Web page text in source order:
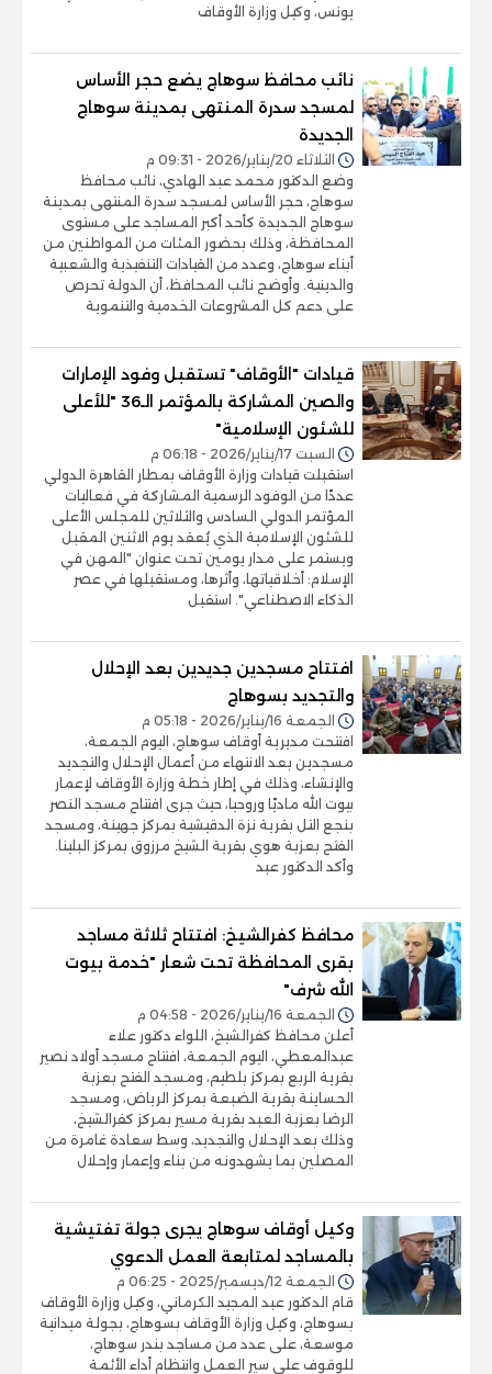
يونس، وكيل وزارة الأوقاف
نائب محافظ سوهاج يضع حجر الأساس
لمسجد سدرة المنتهى بمدينة سوهاج
الجديدة
الثلاثاء 20/يناير/2026 - 09:31 م
وضع الدكتور محمد عبد الهادي، نائب محافظ
سوهاج، حجر الأساس لمسجد سدرة المنتهى بمدينة
سوهاج الجديدة كأحد أكبر المساجد على مستوى
المحافظة، وذلك بحضور المئات من المواطنين من
أبناء سوهاج، وعدد من القيادات التنفيذية والشعبية
والدينية. وأوضح نائب المحافظ، أن الدولة تحرص
على دعم كل المشروعات الخدمية والتنموية
قيادات "الأوقاف" تستقبل وفود الإمارات
والصين المشاركة بالمؤتمر الـ36 "للأعلى
للشئون الإسلامية"
السبت 17/يناير/2026 - 06:18 م
استقبلت قيادات وزارة الأوقاف بمطار القاهرة الدولي
عددًا من الوفود الرسمية المشاركة في فعاليات
المؤتمر الدولي السادس والثلاثين للمجلس الأعلى
للشئون الإسلامية الذي يُعقد يوم الاثنين المقبل
ويستمر على مدار يومين تحت عنوان "المهن في
الإسلام: أخلاقياتها، وأثرها، ومستقبلها في عصر
الذكاء الاصطناعي". استقبل
افتتاح مسجدين جديدين بعد الإحلال
والتجديد بسوهاج
الجمعة 16/يناير/2026 - 05:18 م
افتتحت مديرية أوقاف سوهاج، اليوم الجمعة،
مسجدين بعد الانتهاء من أعمال الإحلال والتجديد
والإنشاء، وذلك في إطار خطة وزارة الأوقاف لإعمار
بيوت الله ماديًا وروحيا، حيث جرى افتتاح مسجد النصر
بنجع التل بقرية نزة الدقيشية بمركز جهينة، ومسجد
الفتح بعزبة هوي بقرية الشيخ مرزوق بمركز البلينا.
وأكد الدكتور عبد
محافظ كفرالشيخ: افتتاح ثلاثة مساجد
بقرى المحافظة تحت شعار "خدمة بيوت
الله شرف"
الجمعة 16/يناير/2026 - 04:58 م
أعلن محافظ كفرالشيخ، اللواء دكتور علاء
عبدالمعطي، اليوم الجمعة، افتتاح مسجد أولاد نصير
بقرية الربع بمركز بلطيم، ومسجد الفتح بعزبة
الحساينة بقرية الضبعة بمركز الرياض، ومسجد
الرضا بعزبة العبد بقرية مسير بمركز كفرالشيخ،
وذلك بعد الإحلال والتجديد، وسط سعادة غامرة من
المصلين بما يشهدونه من بناء وإعمار وإحلال
وكيل أوقاف سوهاج يجرى جولة تفتيشية
بالمساجد لمتابعة العمل الدعوي
الجمعة 12/ديسمبر/2025 - 06:25 م
قام الدكتور عبد المجيد الكرماني، وكيل وزارة الأوقاف
بسوهاج، وكيل وزارة الأوقاف بسوهاج، بجولة ميدانية
موسعة، على عدد من مساجد بندر سوهاج،
للوقوف على سير العمل وانتظام أداء الأئمة